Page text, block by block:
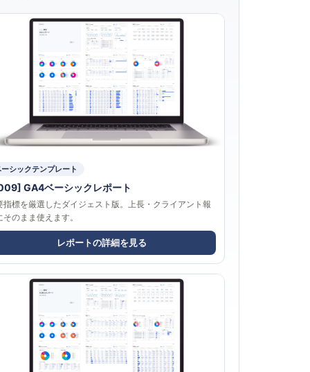
ーシックテンプレート
GA4ベーシックレポート
指標を厳選したダイジェスト版。上長・クライアント報
そのまま使えます。
レポートの詳細を見る